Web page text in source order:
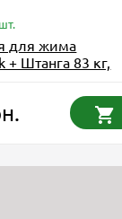
для жима
+ Штанга 83 кг,